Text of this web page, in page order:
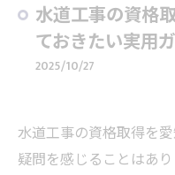
水道工事の資格
ておきたい実用
2025/10/27
水道工事の資格取得を
疑問を感じることはあ